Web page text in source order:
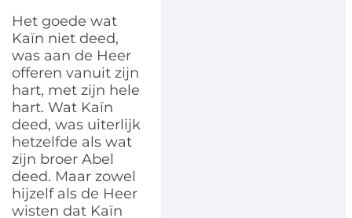
Het goede wat
Kaïn niet deed,
was aan de Heer
offeren vanuit zijn
hart, met zijn hele
hart. Wat Kaïn
deed, was uiterlijk
hetzelfde als wat
zijn broer Abel
deed. Maar zowel
hijzelf als de Heer
wisten dat Kaïn